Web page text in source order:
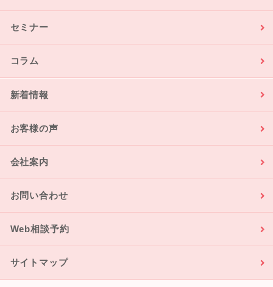
セミナー
コラム
新着情報
お客様の声
会社案内
お問い合わせ
Web相談予約
サイトマップ